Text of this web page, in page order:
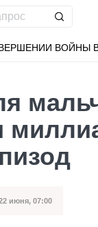
ВОЙНЫ
Мариуполь
июня, 07:00